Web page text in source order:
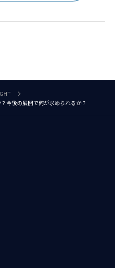
今後の展開で何が求められるか？